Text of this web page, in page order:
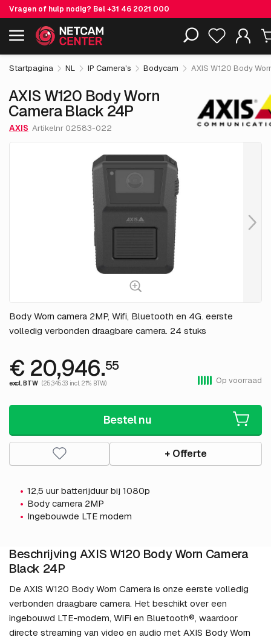
Vragen of hulp nodig? Bel+31 46 2021 000
Inclusief EOL-producten
AXIS W120 Body Worn Camera
Black 24P
€ 20,946.
Startpagina NL IP Camera's Bodycam AXIS W120 Body
AXIS W120 Body Worn
Camera Black 24P
AXIS Artikelnr 02583-022
Body Worn camera 2MP, Wifi, Bluetooth en 4G. eerste
volledig verbonden draagbare camera. 24 stuks
€ 20,946.55
excl. BTW (25,345.33 incl. 21% BTW) Op voorraad
Bestel nu
+ Offerte
12,5 uur batterijduur bij 1080p
Body camera 2MP
Ingebouwde LTE modem
Beschrijving AXIS W120 Body Worn Camera
Black 24P
De AXIS W120 Body Worn Camera is onze eerste volledig
verbonden draagbare camera. Het beschikt over een
ingebouwd LTE-modem, WiFi en Bluetooth®, waardoor
directe streaming van video en audio met AXIS Body Worn